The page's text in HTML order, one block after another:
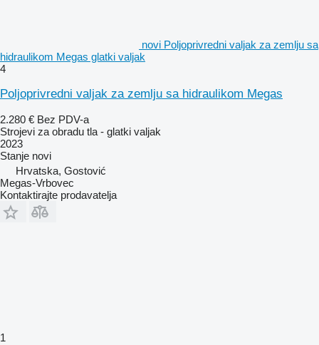
novi Poljoprivredni valjak za zemlju sa
hidraulikom Megas glatki valjak
4
Poljoprivredni valjak za zemlju sa hidraulikom Megas
2.280 € Bez PDV-a
Strojevi za obradu tla - glatki valjak
2023
Stanje novi
Hrvatska, Gostović
Megas-Vrbovec
Kontaktirajte prodavatelja
1